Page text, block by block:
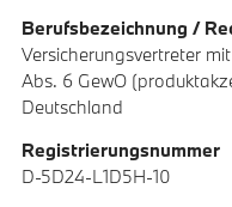
Berufsbezeichnung /
Versicherungsvertreter
Abs. 6 GewO
Deutschland
Registrierungsnummer
D-5D24-L1D5H-10